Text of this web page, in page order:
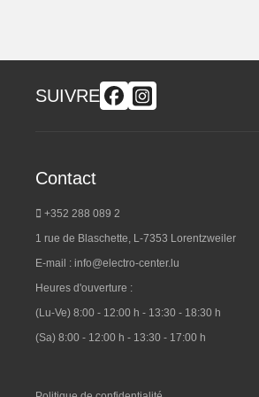
SUIVRE
Contact
+352 288 089 2
1 rue de Blaschette, L-7353 Lorentzweiler
E-mail : info@electro-center.lu
Heures d'ouverture :
(Lu-Ve) 8:00 - 12:00 h - 13:30 - 18:30 h
(Sa) 8:00 - 12:00 h - 13:30 - 17:00 h